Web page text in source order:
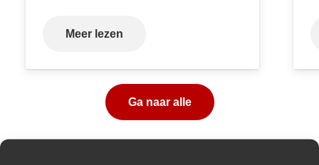
Meer lezen
Ga naar alle